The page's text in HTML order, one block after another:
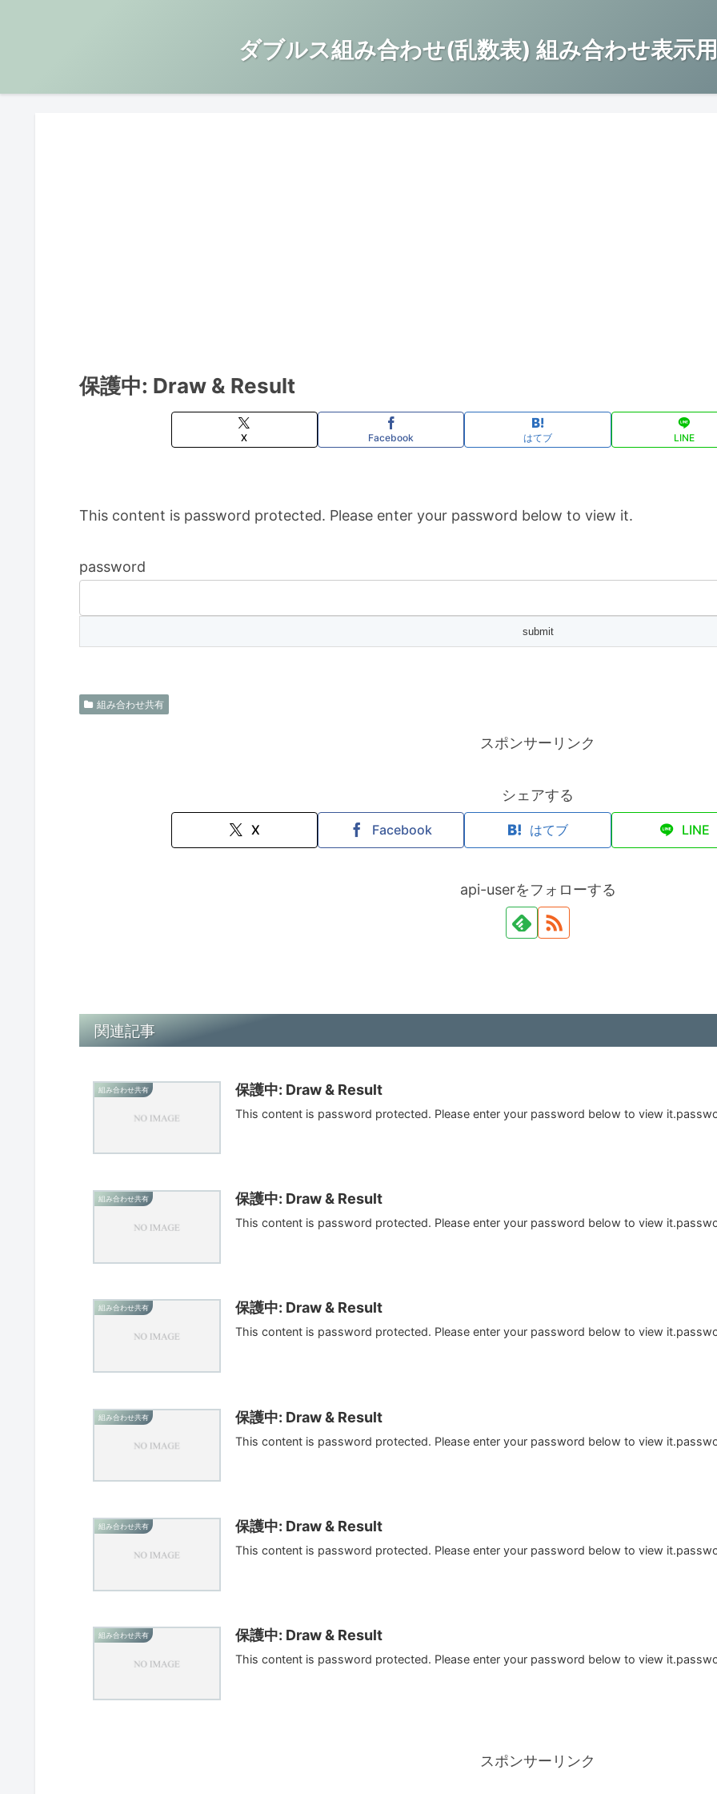
ダブルス組み合わせ(乱数表) 組み合わせ表示
保護中: Draw & Result
X Facebook はてブ LINE
This content is password protected. Please enter your password below to view it.
password
組み合わせ共有
スポンサーリンク
シェアする
X Facebook はてブ LINE
api-userをフォローする
関連記事
組み合わせ共有 保護中: Draw & Result
This content is password protected. Please enter your password below to view
組み合わせ共有 保護中: Draw & Result
This content is password protected. Please enter your password below to view
組み合わせ共有 保護中: Draw & Result
This content is password protected. Please enter your password below to view
組み合わせ共有 保護中: Draw & Result
This content is password protected. Please enter your password below to view
組み合わせ共有 保護中: Draw & Result
This content is password protected. Please enter your password below to view
組み合わせ共有 保護中: Draw & Result
This content is password protected. Please enter your password below to view
スポンサーリンク